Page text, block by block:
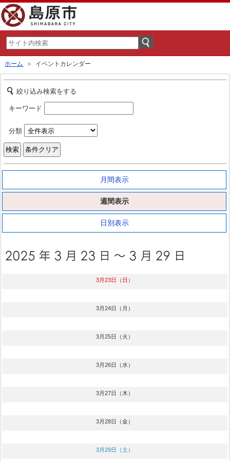
ホーム ＞ イベントカレンダー
絞り込み検索をする
キーワード
分類
月間表示
週間表示
日別表示
3月23日（日）
3月24日（月）
3月25日（火）
3月26日（水）
3月27日（木）
3月28日（金）
3月29日（土）